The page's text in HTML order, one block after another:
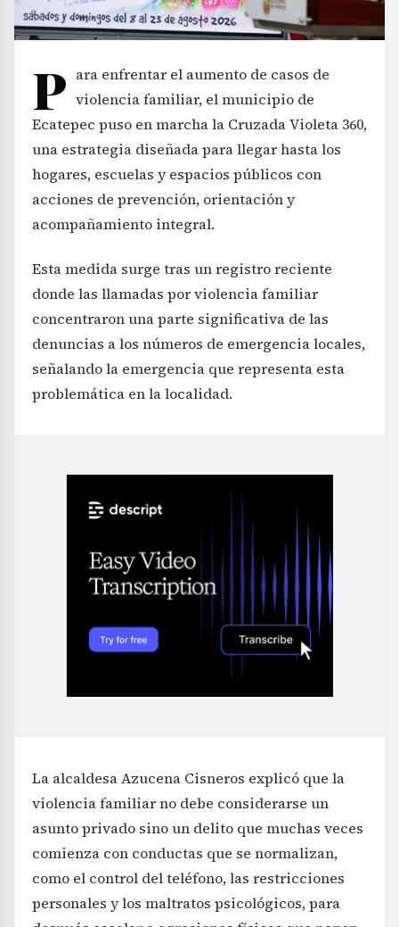
P ara enfrentar el aumento de casos de
violencia familiar, el municipio de
Ecatepec puso en marcha la Cruzada Violeta 360,
una estrategia diseñada para llegar hasta los
hogares, escuelas y espacios públicos con
acciones de prevención, orientación y
acompañamiento integral.
Esta medida surge tras un registro reciente
donde las llamadas por violencia familiar
concentraron una parte significativa de las
denuncias a los números de emergencia locales,
señalando la emergencia que representa esta
problemática en la localidad.
La alcaldesa Azucena Cisneros explicó que la
violencia familiar no debe considerarse un
asunto privado sino un delito que muchas veces
comienza con conductas que se normalizan,
como el control del teléfono, las restricciones
personales y los maltratos psicológicos, para